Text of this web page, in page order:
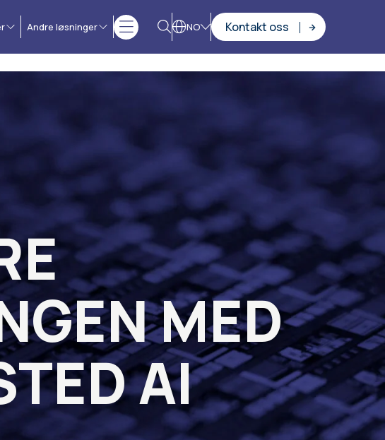
Andre løsninger NO Kontakt oss
MED
AI